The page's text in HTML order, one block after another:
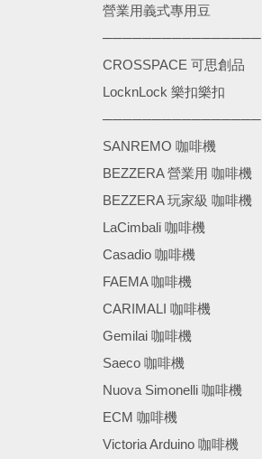
營業用義式專用豆
────────────────
CROSSPACE 可思創品
LocknLock 樂扣樂扣
────────────────
SANREMO 咖啡機
BEZZERA 營業用 咖啡機
BEZZERA 玩家級 咖啡機
LaCimbali 咖啡機
Casadio 咖啡機
FAEMA 咖啡機
CARIMALI 咖啡機
Gemilai 咖啡機
Saeco 咖啡機
Nuova Simonelli 咖啡機
ECM 咖啡機
Victoria Arduino 咖啡機